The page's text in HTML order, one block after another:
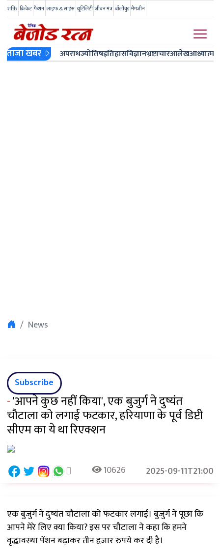
शक्ति क्रिकेट फैशन लाइफ & साइंस यूटिलिटी जीवन मंत्र बॉलीवुड मैगजीन
ताजा खबर अपराधज्योतिषइतिहासविज्ञानभ्रष्टाचारआलेखआध्यात्म
News
Subscribe
-'आपने कुछ नहीं किया', एक बुजुर्ग ने दुष्यंत
चौटाला को लगाई फटकार, हरियाणा के पूर्व डिप्टी
सीएम का ये था रिएक्शन
10626 2025-09-11T21:00
एक बुजुर्ग ने दुष्यंत चौटाला को फटकार लगाई। बुजुर्ग ने पूछा कि
आपने मेरे लिए क्या किया? इस पर चौटाला ने कहा कि हमने
वृद्धावस्था पेंशन बढ़ाकर तीन हज़ार रुपये कर दी है।